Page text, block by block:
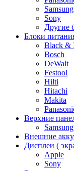
Samsung
Sony
Другие
Блоки
Black &
Bosch
DeWalt
Festool
Hilti
Hitachi
Makita
Верхние
Samsung
Внешние
Дисплеи (
Apple
Sony